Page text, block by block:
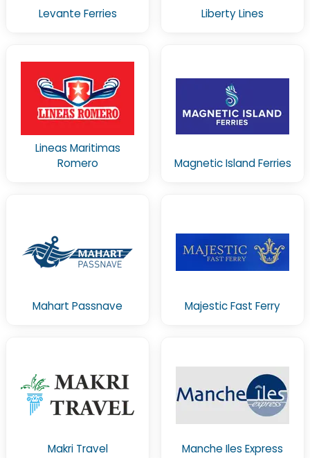
Levante Ferries Liberty Lines
Lineas Maritimas
Romero
Magnetic Island Ferries
Mahart Passnave Majestic Fast Ferry
Makri Travel Manche Iles Express